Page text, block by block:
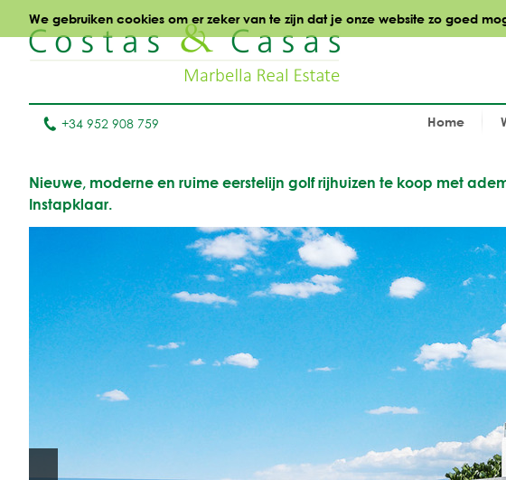
We gebruiken cookies om er zeker van te zijn dat je onze website zo goed
+34 952 908 759 Home
Nieuwe, moderne en ruime eerstelijn golf rijhuizen te koop met
Instapklaar.